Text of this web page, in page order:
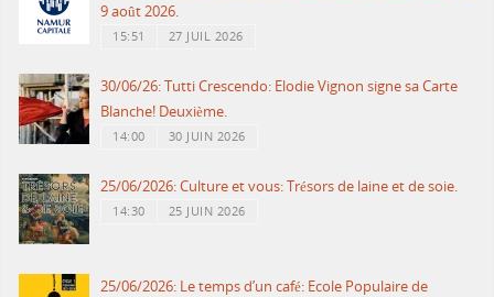
9 août 2026.
15:51 27 JUIL 2026
30/06/26: Tutti Crescendo: Elodie Vignon signe sa Carte
Blanche! Deuxième.
14:00 30 JUIN 2026
25/06/2026: Culture et vous: Trésors de laine et de soie.
14:30 25 JUIN 2026
25/06/2026: Le temps d’un café: Ecole Populaire de